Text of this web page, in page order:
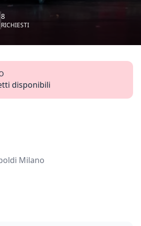
8
RICHIESTI
disponibili
Milano